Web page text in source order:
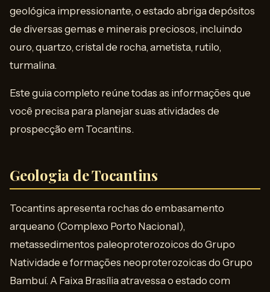
geológica impressionante, o estado abriga depósitos
de diversas gemas e minerais preciosos, incluindo
ouro, quartzo, cristal de rocha, ametista, rutilo,
turmalina.
Este guia completo reúne todas as informações que
você precisa para planejar suas atividades de
prospecção em Tocantins.
Geologia de Tocantins
Tocantins apresenta rochas do embasamento
arqueano (Complexo Porto Nacional),
metassedimentos paleoproterozoicos do Grupo
Natividade e formações neoproterozoicas do Grupo
Bambuí. A Faixa Brasília atravessa o estado com